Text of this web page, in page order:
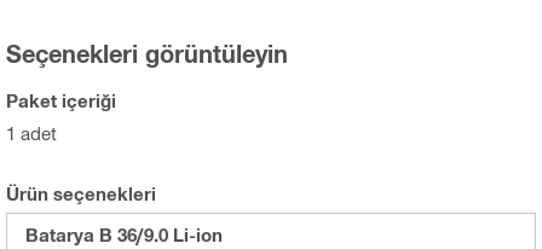
Seçenekleri görüntüleyin
Paket içeriği
1 adet
Ürün seçenekleri
Batarya B 36/9.0 Li-ion